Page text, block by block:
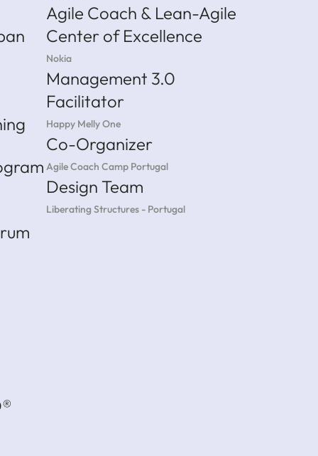
Agile Coach & Lean-Agile
Center of Excellence
Nokia
Management 3.0
Facilitator
Happy Melly One
Co-Organizer
Agile Coach Camp Portugal
Design Team
Liberating Structures - Portugal